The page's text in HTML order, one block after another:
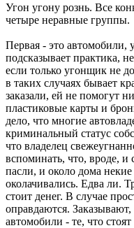
Угон угону рознь. Все
четыре неравные группы.
Первая - это автомобили,
подсказывает практика,
если только угонщик не
в таких случаях бывает
заказали, ей не помогут
пластиковые карты и
дело, что многие
криминальный статус
что владелец
вспоминать, что, вроде, и
пасли, и около дома
околачивались. Едва ли.
стоит денег. В случае
оправдаются.
автомобили - те, что